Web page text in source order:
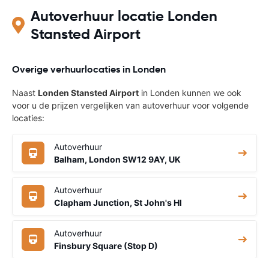
Autoverhuur locatie Londen
Stansted Airport
Overige verhuurlocaties in Londen
Naast Londen Stansted Airport in Londen kunnen we ook
voor u de prijzen vergelijken van autoverhuur voor volgende
locaties:
Autoverhuur
Balham, London SW12 9AY, UK
Autoverhuur
Clapham Junction, St John's Hl
Autoverhuur
Finsbury Square (Stop D)